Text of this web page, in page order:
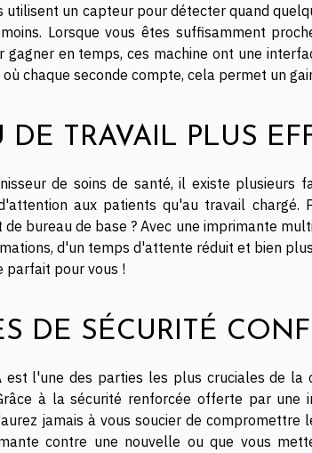
utilisent un capteur pour détecter quand
Lorsque vous êtes suffisamment
gagner en temps, ces machine ont une
chaque seconde compte, cela permet un
DE TRAVAIL PLUS
de soins de santé, il existe plusieurs
aux patients qu'au travail chargé.
bureau de base ? Avec une imprimante
d'un temps d'attente réduit et bien
parfait pour vous !
DE SÉCURITÉ
est l'une des parties les plus cruciales de la
à la sécurité renforcée offerte par une
jamais à vous soucier de compromettre
contre une nouvelle ou que vous